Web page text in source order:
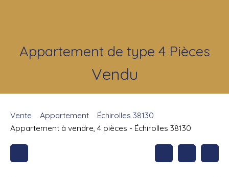
Appartement de type 4 Pièces
Vendu
Vente Appartement
Échirolles 38130
Appartement à vendre, 4 pièces - Échirolles 38130